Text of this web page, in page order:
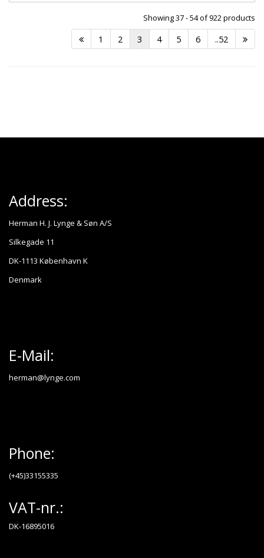
Showing 37 - 54 of 922 products
1 2 3 4 5 6 ..52
Address:
Herman H. J. Lynge & Søn A/S
Silkegade 11
DK-1113 København K
Denmark
E-Mail:
herman@lynge.com
Phone:
(+45)33155335
VAT-nr.:
DK-16895016